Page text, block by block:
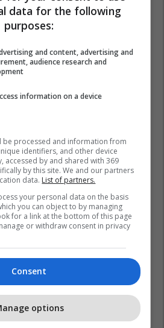
1
data for the following
purposes:
and content, advertising and
audience research and
information on a device
be processed and information from
identifiers, and other device
accessed by and shared with 369
by this site. We and our partners
data. List of partners.
your personal data on the basis
you can object to by managing
for a link at the bottom of this page
or withdraw consent in privacy
Consent
options